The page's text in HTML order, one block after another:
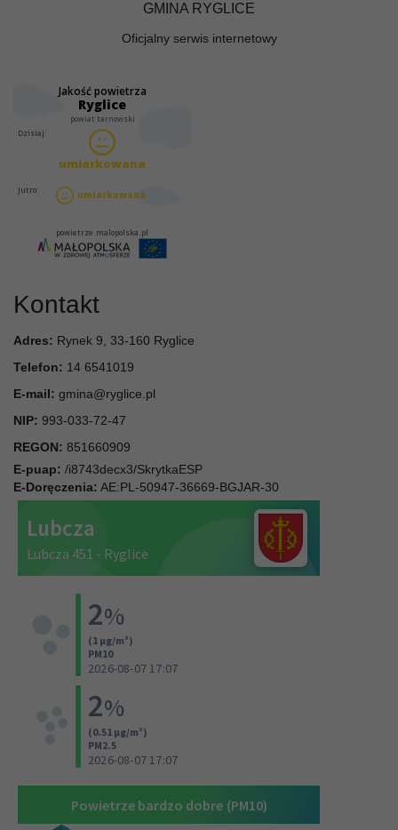
GMINA RYGLICE
Oficjalny serwis internetowy
Kontakt
Adres: Rynek 9, 33-160 Ryglice
Telefon: 14 6541019
E-mail: gmina@ryglice.pl
NIP: 993-033-72-47
REGON: 851660909
E-puap: /i8743decx3/SkrytkaESP
E-Doręczenia: AE:PL-50947-36669-BGJAR-30